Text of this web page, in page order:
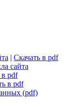
| Скачать в pdf
сайта
в pdf
в pdf
(pdf)